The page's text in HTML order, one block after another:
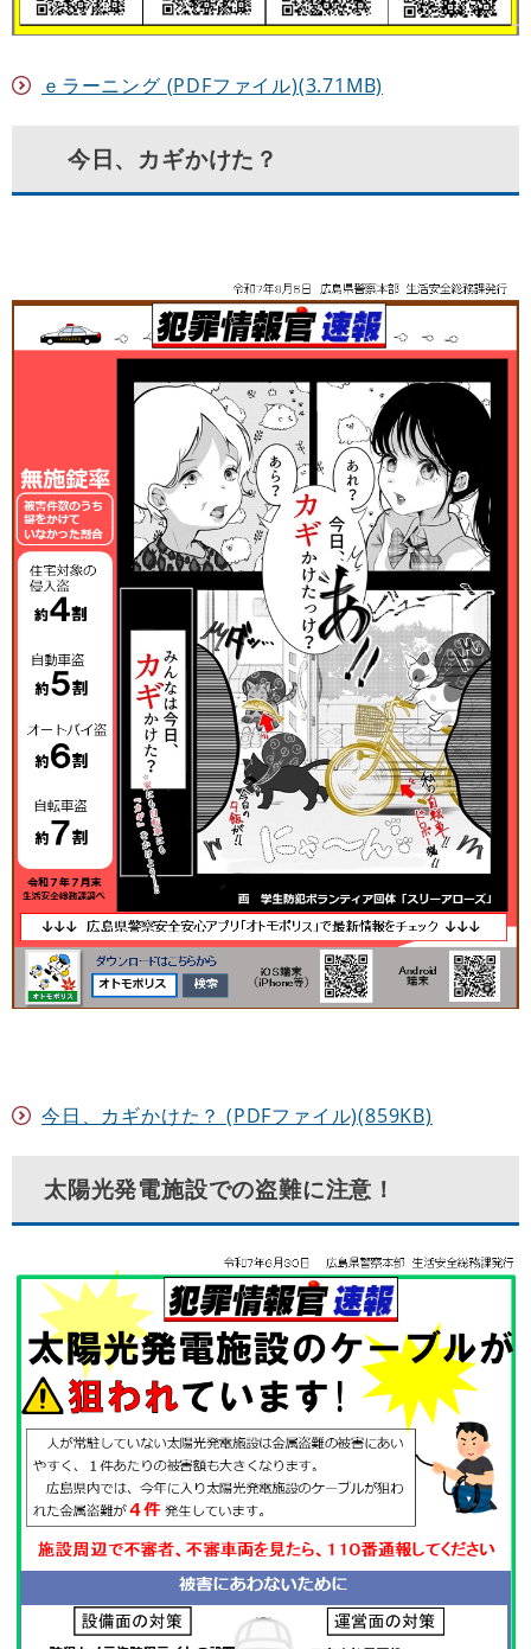
ｅラーニング (PDFファイル)(3.71MB)
今日、カギかけた？
今日、カギかけた？ (PDFファイル)(859KB)
太陽光発電施設での盗難に注意！